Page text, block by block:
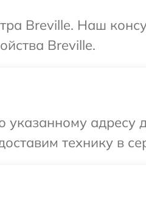
Breville. Наш
Breville.
адресу
технику в